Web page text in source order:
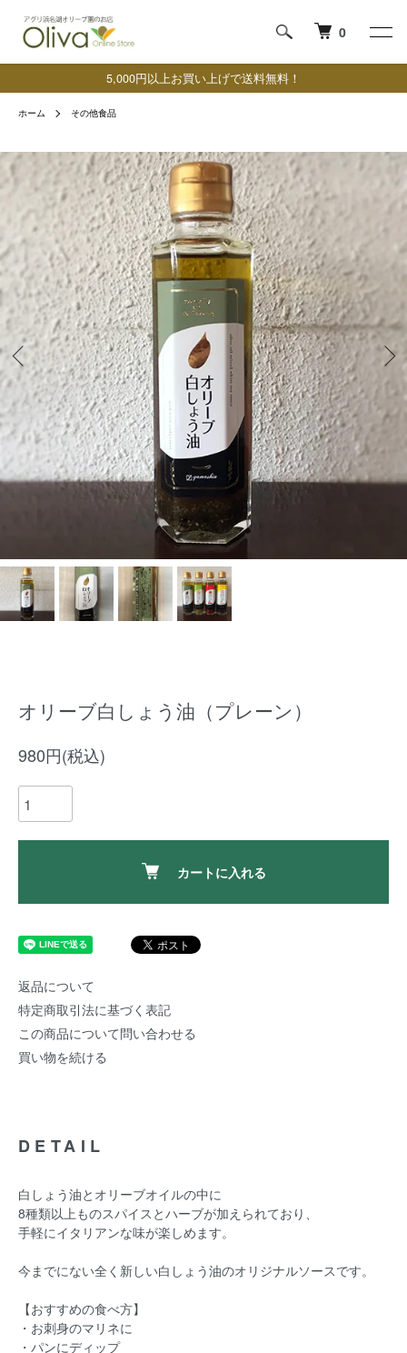
0
5,000円以上お買い上げで送料無料！
ホーム その他食品
オリーブ白しょう油（プレーン）
980円(税込)
カートに入れる
返品について
特定商取引法に基づく表記
この商品について問い合わせる
買い物を続ける
DETAIL
白しょう油とオリーブオイルの中に
8種類以上ものスパイスとハーブが加えられており、
手軽にイタリアンな味が楽しめます。
今までにない全く新しい白しょう油のオリジナルソースです。
【おすすめの食べ方】
・お刺身のマリネに
・パンにディップ